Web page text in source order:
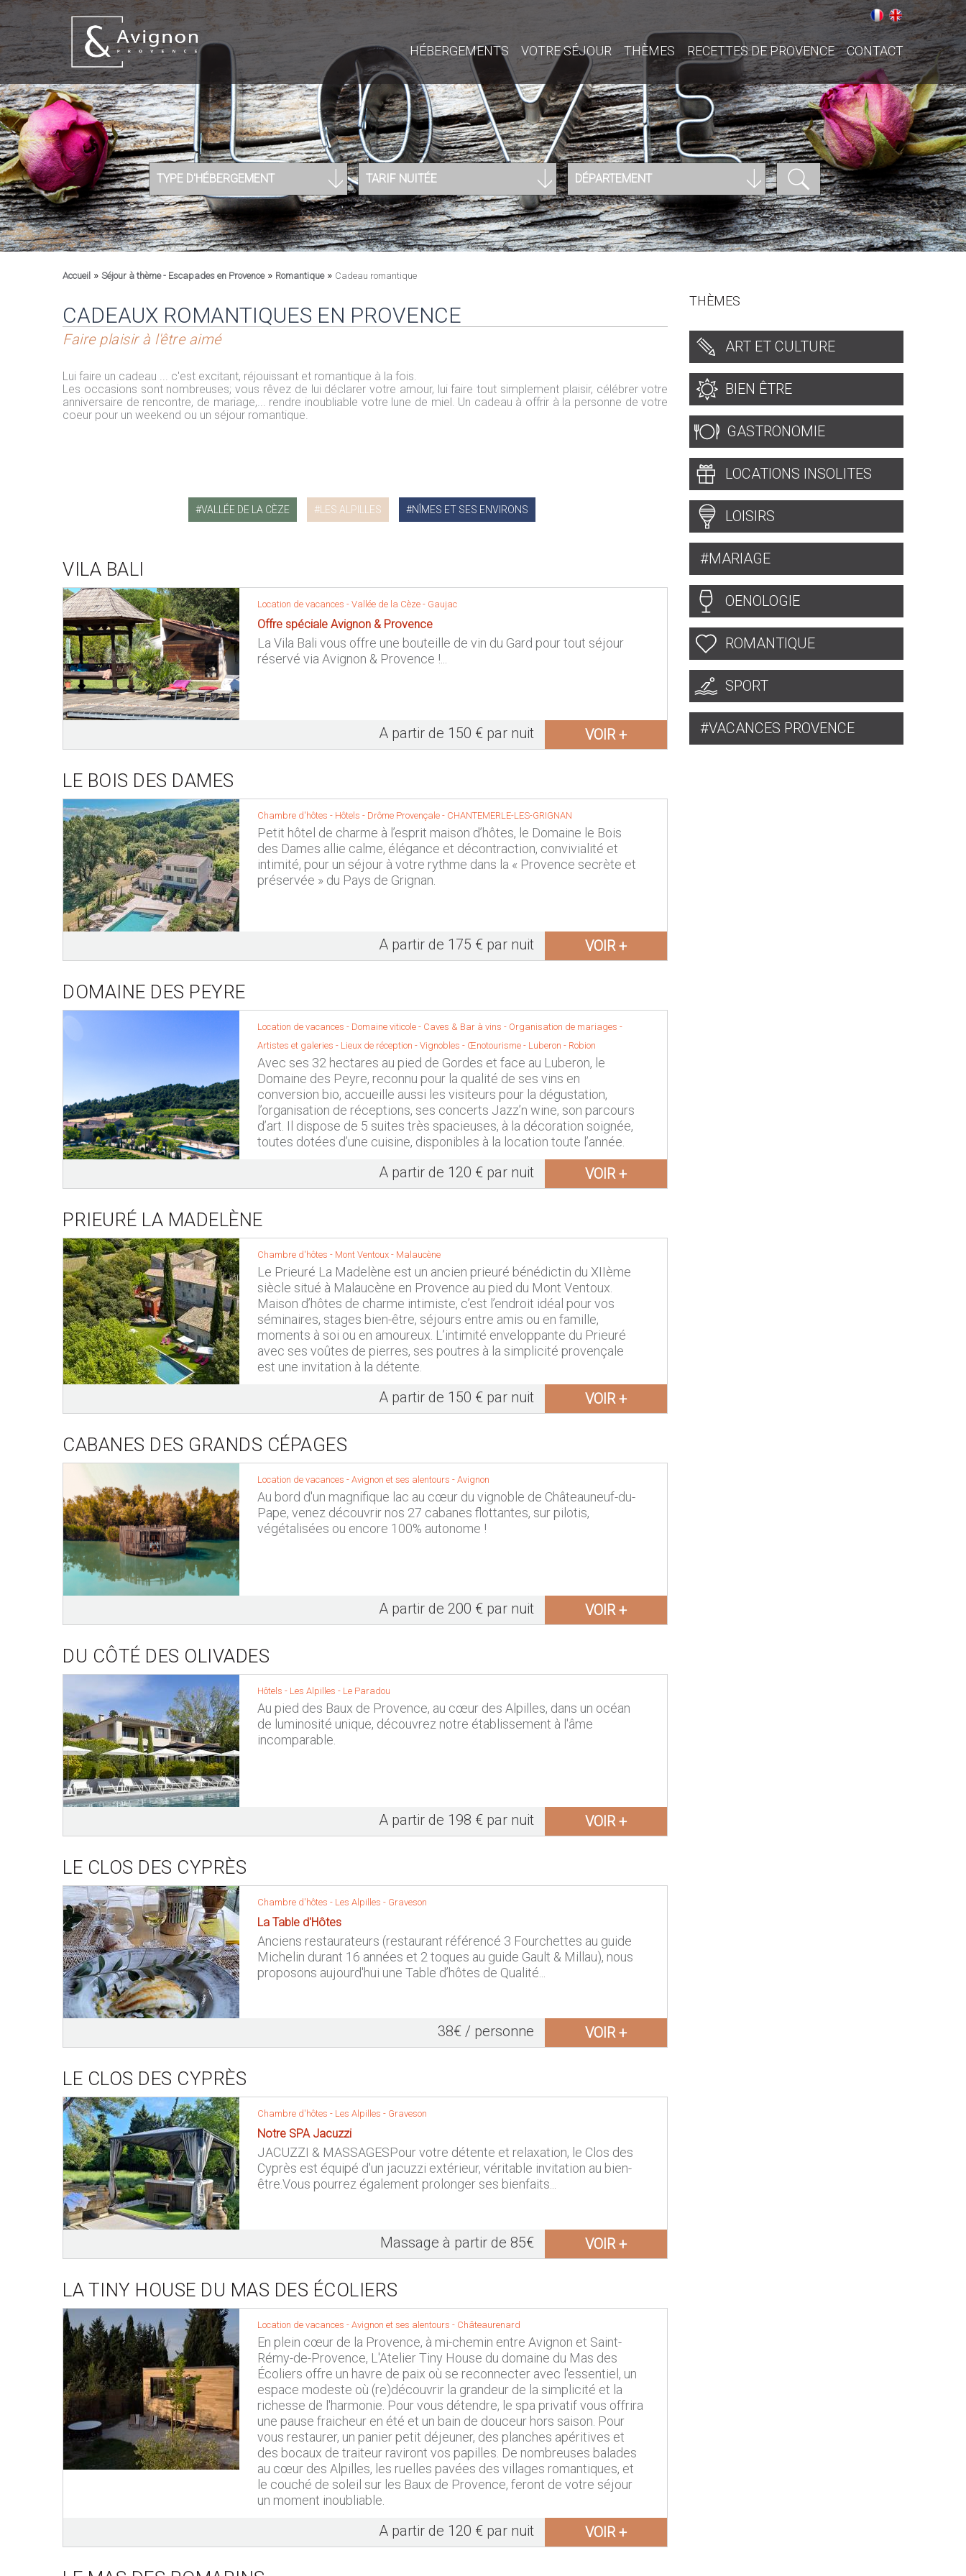
HÉBERGEMENTS VOTRE SÉJOUR THÈMES RECETTES DE PROVENCE CONTACT
TYPE D'HÉBERGEMENT TARIF NUITÉE DÉPARTEMENT
Accueil » Séjour à thème - Escapades en Provence» Romantique» Cadeau romantique
CADEAUX ROMANTIQUES EN PROVENCE
Faire plaisir à l'être aimé
Lui faire un cadeau ... c'est excitant, réjouissant et romantique à la fois.
Les occasions sont nombreuses; vous rêvez de lui déclarer votre amour, lui faire tout simplement plaisir, célébrer votre
anniversaire de rencontre, de mariage,... rendre inoubliable votre lune de miel. Un cadeau à offrir à la personne de votre
coeur pour un weekend ou un séjour romantique.
VALLÉE DE LA CÈZE LES ALPILLES NÎMES ET SES ENVIRONS
VILA BALI
Location de vacances - Vallée de la Cèze - Gaujac
Offre spéciale Avignon & Provence
La Vila Bali vous offre une bouteille de vin du Gard pour tout séjour
réservé via Avignon & Provence !...
A partir de 150 € par nuit VOIR +
LE BOIS DES DAMES
Chambre d'hôtes - Hôtels - Drôme Provençale - CHANTEMERLE-LES-GRIGNAN
Petit hôtel de charme à l’esprit maison d’hôtes, le Domaine le Bois
des Dames allie calme, élégance et décontraction, convivialité et
intimité, pour un séjour à votre rythme dans la « Provence secrète et
préservée » du Pays de Grignan.
A partir de 175 € par nuit VOIR +
DOMAINE DES PEYRE
Location de vacances - Domaine viticole - Caves & Bar à vins - Organisation de mariages -
Artistes et galeries - Lieux de réception - Vignobles - Œnotourisme - Luberon - Robion
Avec ses 32 hectares au pied de Gordes et face au Luberon, le
Domaine des Peyre, reconnu pour la qualité de ses vins en
conversion bio, accueille aussi les visiteurs pour la dégustation,
l’organisation de réceptions, ses concerts Jazz’n wine, son parcours
d’art. Il dispose de 5 suites très spacieuses, à la décoration soignée,
toutes dotées d’une cuisine, disponibles à la location toute l’année.
A partir de 120 € par nuit VOIR +
PRIEURÉ LA MADELÈNE
Chambre d'hôtes - Mont Ventoux - Malaucène
Le Prieuré La Madelène est un ancien prieuré bénédictin du XIIème
siècle situé à Malaucène en Provence au pied du Mont Ventoux.
Maison d’hôtes de charme intimiste, c’est l’endroit idéal pour vos
séminaires, stages bien-être, séjours entre amis ou en famille,
moments à soi ou en amoureux. L’intimité enveloppante du Prieuré
avec ses voûtes de pierres, ses poutres à la simplicité provençale
est une invitation à la détente.
A partir de 150 € par nuit VOIR +
CABANES DES GRANDS CÉPAGES
Location de vacances - Avignon et ses alentours - Avignon
Au bord d'un magnifique lac au cœur du vignoble de Châteauneuf-du-
Pape, venez découvrir nos 27 cabanes flottantes, sur pilotis,
végétalisées ou encore 100% autonome !
A partir de 200 € par nuit VOIR +
DU CÔTÉ DES OLIVADES
Hôtels - Les Alpilles - Le Paradou
Au pied des Baux de Provence, au cœur des Alpilles, dans un océan
de luminosité unique, découvrez notre établissement à l'âme
incomparable.
A partir de 198 € par nuit VOIR +
LE CLOS DES CYPRÈS
Chambre d'hôtes - Les Alpilles - Graveson
La Table d'Hôtes
Anciens restaurateurs (restaurant référencé 3 Fourchettes au guide
Michelin durant 16 années et 2 toques au guide Gault & Millau), nous
proposons aujourd'hui une Table d’hôtes de Qualité...
38€ / personne VOIR +
LE CLOS DES CYPRÈS
Chambre d'hôtes - Les Alpilles - Graveson
Notre SPA Jacuzzi
JACUZZI & MASSAGESPour votre détente et relaxation, le Clos des
Cyprès est équipé d'un jacuzzi extérieur, véritable invitation au bien-
être.Vous pourrez également prolonger ses bienfaits...
Massage à partir de 85€ VOIR +
LA TINY HOUSE DU MAS DES ÉCOLIERS
Location de vacances - Avignon et ses alentours - Châteaurenard
En plein cœur de la Provence, à mi-chemin entre Avignon et Saint-
Rémy-de-Provence, L'Atelier Tiny House du domaine du Mas des
Écoliers offre un havre de paix où se reconnecter avec l'essentiel, un
espace modeste où (re)découvrir la grandeur de la simplicité et la
richesse de l'harmonie. Pour vous détendre, le spa privatif vous offrira
une pause fraicheur en été et un bain de douceur hors saison. Pour
vous restaurer, un panier petit déjeuner, des planches apéritives et
des bocaux de traiteur raviront vos papilles. De nombreuses balades
au cœur des Alpilles, les ruelles pavées des villages romantiques, et
le couché de soleil sur les Baux de Provence, feront de votre séjour
un moment inoubliable.
A partir de 120 € par nuit VOIR +
THÈMES
ART ET CULTURE
BIEN ÊTRE
GASTRONOMIE
LOCATIONS INSOLITES
LOISIRS
MARIAGE
OENOLOGIE
ROMANTIQUE
SPORT
VACANCES PROVENCE